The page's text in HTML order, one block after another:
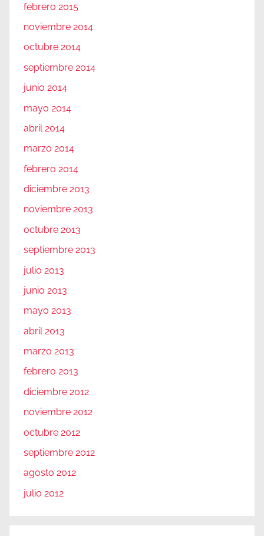
febrero 2015
noviembre 2014
octubre 2014
septiembre 2014
junio 2014
mayo 2014
abril 2014
marzo 2014
febrero 2014
diciembre 2013
noviembre 2013
octubre 2013
septiembre 2013
julio 2013
junio 2013
mayo 2013
abril 2013
marzo 2013
febrero 2013
diciembre 2012
noviembre 2012
octubre 2012
septiembre 2012
agosto 2012
julio 2012